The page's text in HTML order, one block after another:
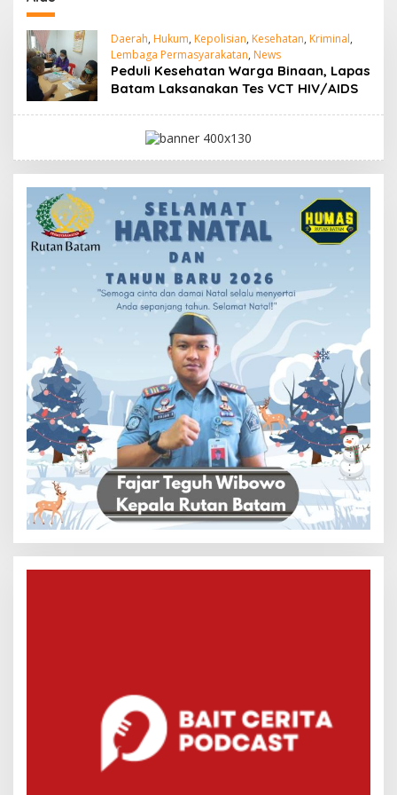
Daerah, Hukum, Kepolisian, Kesehatan, Kriminal,
Lembaga Permasyarakatan, News
Peduli Kesehatan Warga Binaan, Lapas
Batam Laksanakan Tes VCT HIV/AIDS